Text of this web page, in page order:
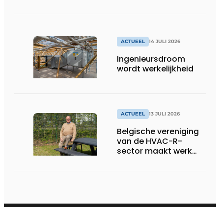
ACTUEEL 14 JULI 2026
Ingenieursdroom
wordt werkelijkheid
ACTUEEL 13 JULI 2026
Belgische vereniging
van de HVAC-R-
sector maakt werk